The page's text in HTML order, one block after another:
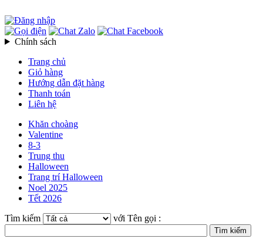
Chính sách
Trang chủ
Giỏ hàng
Hướng dẫn đặt hàng
Thanh toán
Liên hệ
Khăn choàng
Valentine
8-3
Trung thu
Halloween
Trang trí Halloween
Noel 2025
Tết 2026
Tìm kiếm
với Tên gọi :